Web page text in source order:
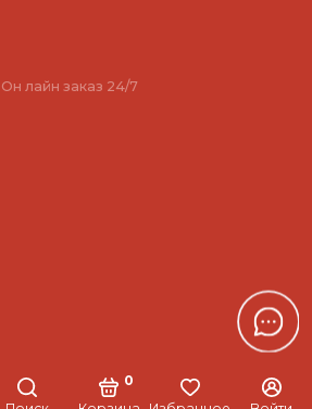
0
лайн заказ 24/7